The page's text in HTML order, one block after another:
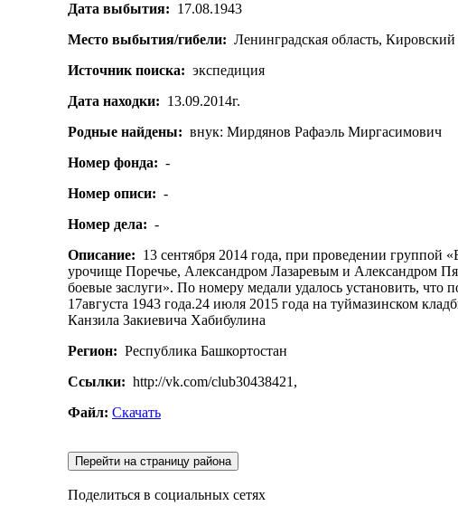
Дата выбытия: 17.08.1943
Место выбытия/гибели: Ленинградская область,
Источник поиска: экспедиция
Дата находки: 13.09.2014г.
Родные найдены: внук: Мирдянов Рафаэль Миргасимович
Номер фонда: -
Номер описи: -
Номер дела: -
Описание: 13 сентября 2014 года, при проведении группой
урочище Поречье, Александром Лазаревым и Александром
боевые заслуги». По номеру медали удалось установить,
17августа 1943 года.24 июля 2015 года на туймазинском
Канзила Закиевича Хабибулина
Регион: Республика Башкортостан
Ссылки: http://vk.com/club30438421,
Файл: Скачать
Перейти на страницу района
Поделиться в социальных сетях